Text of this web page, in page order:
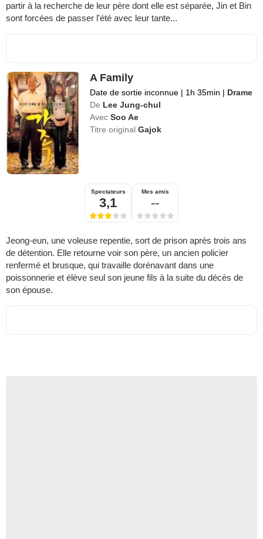
partir à la recherche de leur père dont elle est séparée, Jin et Bin
sont forcées de passer l'été avec leur tante...
A Family
Date de sortie inconnue | 1h 35min | Drame
De Lee Jung-chul
Avec Soo Ae
Titre originalGajok
Spectateurs
3,1
Mes amis
--
Jeong-eun, une voleuse repentie, sort de prison après trois ans
de détention. Elle retourne voir son père, un ancien policier
renfermé et brusque, qui travaille dorénavant dans une
poissonnerie et élève seul son jeune fils à la suite du décès de
son épouse.